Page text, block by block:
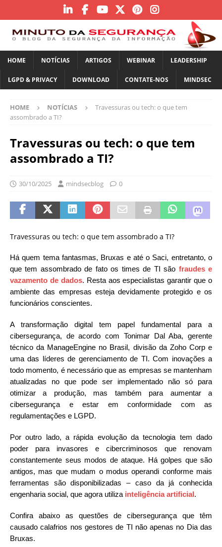
HOME NOTÍCIAS ARTIGOS WEBINAR LEADERSHIP
LGPD & PRIVACY DOWNLOAD CONTATE-NOS MINDSEC
HOME NOTÍCIAS
Travessuras ou tech: o que tem
assombrado a TI?
Travessuras ou tech: o que tem
assombrado a TI?
30/10/2025 mindsecblog 0
Travessuras ou tech: o que tem assombrado a TI?
Há quem tema fantasmas, Bruxas e até o Saci, entretanto, o
que tem assombrado de fato os times de TI são fraudes e
vazamento de dados. Resta aos especialistas garantir que o
ambiente das empresas esteja devidamente protegido e os
funcionários conscientes.
A transformação digital tem papel fundamental para a
cibersegurança, de acordo com Tonimar Dal Aba, gerente
técnico da ManageEngine no Brasil, divisão da Zoho Corp e
uma das líderes de gerenciamento de TI. Com inovações a
todo momento, é necessário que as empresas se mantenham
atualizadas no que pode ser implementado não só para
otimizar a produção, mas também para aumentar a
cibersegurança e estar em conformidade com as
regulamentações e LGPD.
Por outro lado, a rápida evolução da tecnologia tem dado
poder para invasores e cibercriminosos que renovam
constantemente seus modos de ataque. Há golpes que são
antigos, mas que mudam o modus operandi conforme mais
ferramentas são disponibilizadas – caso da já conhecida
engenharia social, que agora utilizainteligência artificial .
Confira abaixo as questões de cibersegurança que têm
causado calafrios nos gestores de TI não apenas no Dia das
Bruxas.